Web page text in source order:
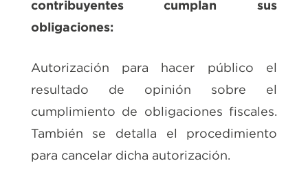
contribuyentes cumplan sus
obligaciones:
Autorización para hacer público el
resultado de opinión sobre el
cumplimiento de obligaciones fiscales.
También se detalla el procedimiento
para cancelar dicha autorización.